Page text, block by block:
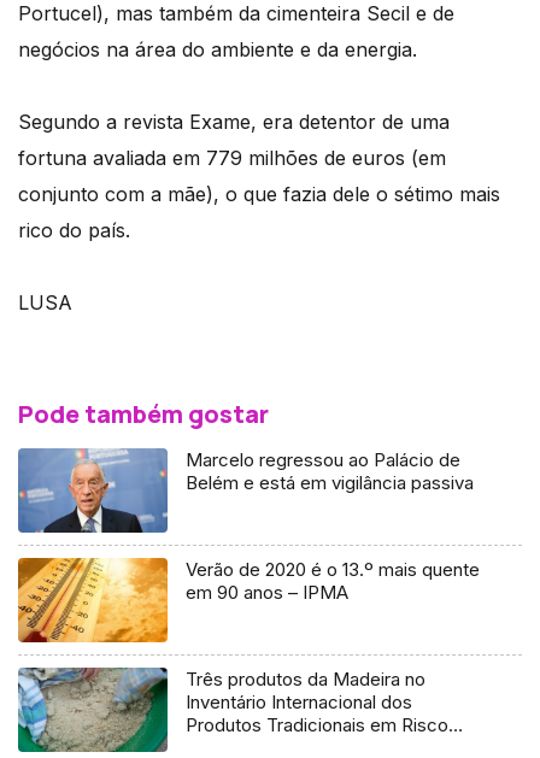
Portucel), mas também da cimenteira Secil e de
negócios na área do ambiente e da energia.
Segundo a revista Exame, era detentor de uma
fortuna avaliada em 779 milhões de euros (em
conjunto com a mãe), o que fazia dele o sétimo mais
rico do país.
LUSA
Pode também gostar
Marcelo regressou ao Palácio de
Belém e está em vigilância passiva
Verão de 2020 é o 13.º mais quente
em 90 anos – IPMA
Três produtos da Madeira no
Inventário Internacional dos
Produtos Tradicionais em Risco